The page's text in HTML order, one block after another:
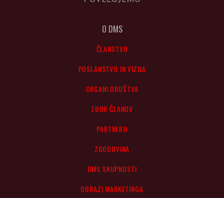
O DMS
ČLANSTVO
POSLANSTVO IN VIZIJA
ORGANI DRUŠTVA
ZBOR ČLANOV
PARTNERJI
ZGODOVINA
DMS SKUPNOSTI
OBRAZI MARKETINGA